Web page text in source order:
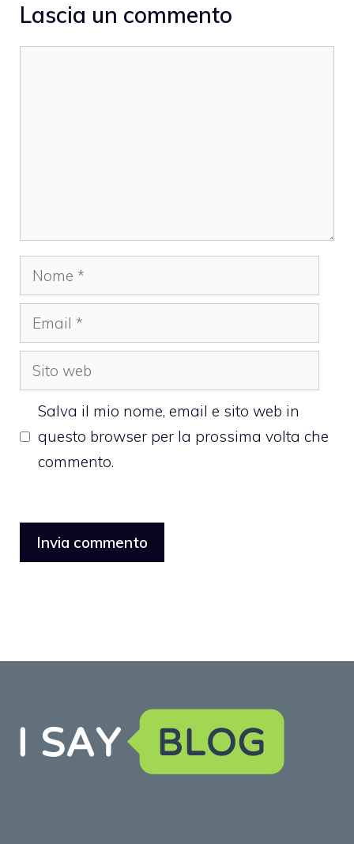
Lascia un commento
Nome
Email
Sito
web
Salva il mio nome, email e sito web in
questo browser per la prossima volta che
commento.